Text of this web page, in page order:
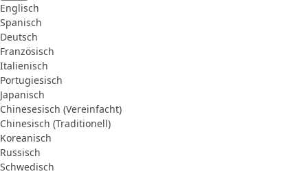
Englisch
Spanisch
Deutsch
Französisch
Italienisch
Portugiesisch
Japanisch
Chinesesisch (Vereinfacht)
Chinesisch (Traditionell)
Koreanisch
Russisch
Schwedisch